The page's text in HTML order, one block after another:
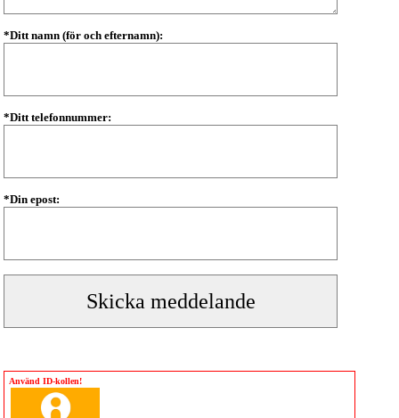
*Ditt namn (för och efternamn):
*Ditt telefonnummer:
*Din epost:
Använd ID-kollen!